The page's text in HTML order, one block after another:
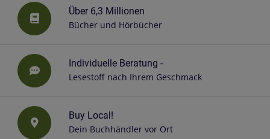
Über 6,3 Millionen
Bücher und Hörbücher
Individuelle Beratung -
Lesestoff nach Ihrem Geschmack
Buy Local!
Dein Buchhändler vor Ort